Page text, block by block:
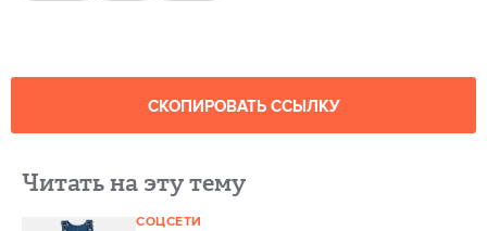
СКОПИРОВАТЬ ССЫЛКУ
Читать на эту тему
СОЦСЕТИ